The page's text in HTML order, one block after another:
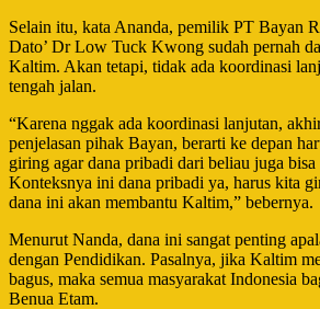
Selain itu, kata Ananda, pemilik PT Bayan
Dato’ Dr Low Tuck Kwong sudah pernah
Kaltim. Akan tetapi, tidak ada koordinasi
tengah jalan.
“Karena nggak ada koordinasi lanjutan,
penjelasan pihak Bayan, berarti ke depan
giring agar dana pribadi dari beliau juga
Konteksnya ini dana pribadi ya, harus kita
dana ini akan membantu Kaltim,” bebernya.
Menurut Nanda, dana ini sangat penting
dengan Pendidikan. Pasalnya, jika Kaltim
bagus, maka semua masyarakat Indonesia
Benua Etam.